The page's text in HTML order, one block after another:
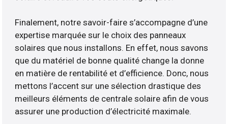
Finalement, notre savoir-faire s’accompagne d’une
expertise marquée sur le choix des panneaux
solaires que nous installons. En effet, nous savons
que du matériel de bonne qualité change la donne
en matière de rentabilité et d’efficience. Donc, nous
mettons l’accent sur une sélection drastique des
meilleurs éléments de centrale solaire afin de vous
assurer une production d’électricité maximale.